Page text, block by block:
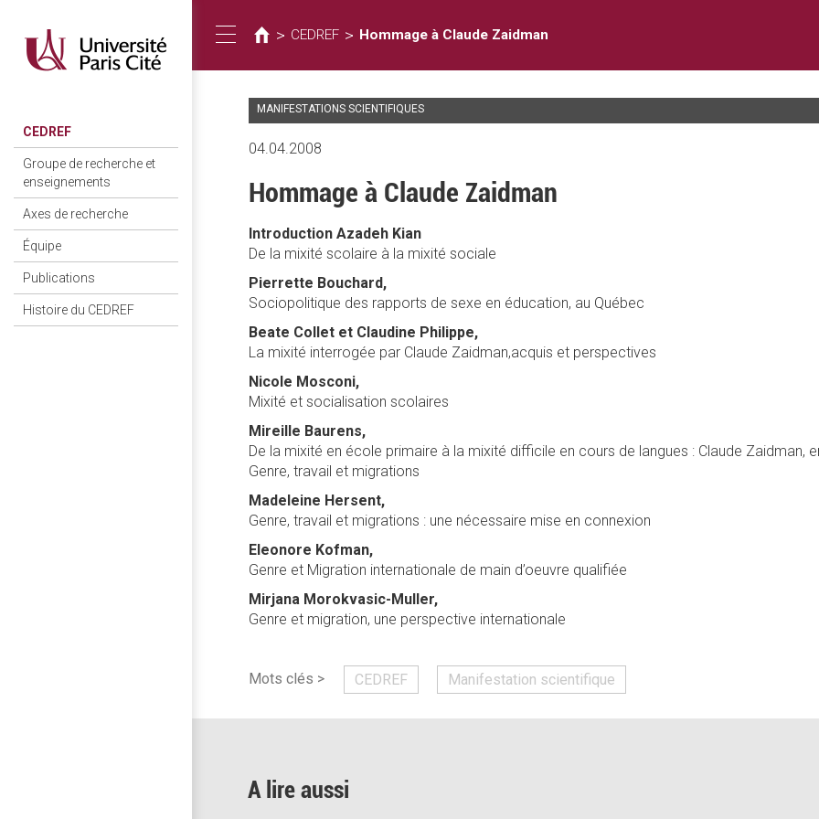
CEDREF
Groupe de recherche et
enseignements
Axes de recherche
Équipe
Publications
Histoire du CEDREF
Toggle
navigation
在
這
> CEDREF > Hommage à Claude Zaidman
MANIFESTATIONS SCIENTIFIQUES
04.04.2008
Hommage à Claude Zaidman
Introduction Azadeh Kian
De la mixité scolaire à la mixité sociale
Pierrette Bouchard,
Sociopolitique des rapports de sexe en éducation, au Québec
Beate Collet et Claudine Philippe,
La mixité interrogée par Claude Zaidman,acquis et perspectives
Nicole Mosconi,
Mixité et socialisation scolaires
Mireille Baurens,
De la mixité en école primaire à la mixité difficile en cours de langues : Claude Zaidman,
Genre, travail et migrations
Madeleine Hersent,
Genre, travail et migrations : une nécessaire mise en connexion
Eleonore Kofman,
Genre et Migration internationale de main d’oeuvre qualifiée
Mirjana Morokvasic-Muller,
Genre et migration, une perspective internationale
Mots clés > CEDREF Manifestation scientifique
A lire aussi